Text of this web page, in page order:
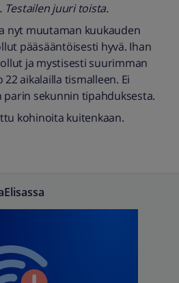
Testailen juuri toista.
nyt muutaman kuukauden
pääsääntöisesti hyvä. Ihan
ja mystisesti suurimman
aikalailla tismalleen. Ei
sekunnin tipahduksesta.
kohinoita kuitenkaan.